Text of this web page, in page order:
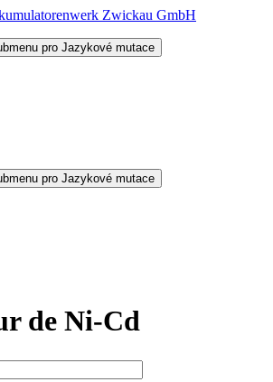
Zwickau GmbH
pro Jazykové mutace
pro Jazykové mutace
de Ni-Cd